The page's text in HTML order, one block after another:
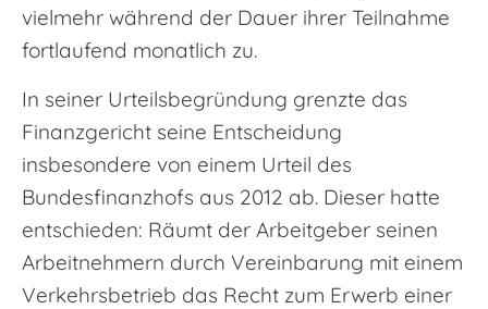
vielmehr während der Dauer ihrer Teilnahme
fortlaufend monatlich zu.
In seiner Urteilsbegründung grenzte das
Finanzgericht seine Entscheidung
insbesondere von einem Urteil des
Bundesfinanzhofs aus 2012 ab. Dieser hatte
entschieden: Räumt der Arbeitgeber seinen
Arbeitnehmern durch Vereinbarung mit einem
Verkehrsbetrieb das Recht zum Erwerb einer